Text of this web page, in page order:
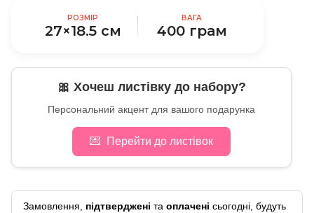
РОЗМІР
27×18.5 см
ВАГА
400 грам
🎀 Хочеш листівку до набору?
Персональний акцент для вашого подарунка
💌 Перейти до листівок
Замовлення, підтверджені та оплачені сьогодні, будуть